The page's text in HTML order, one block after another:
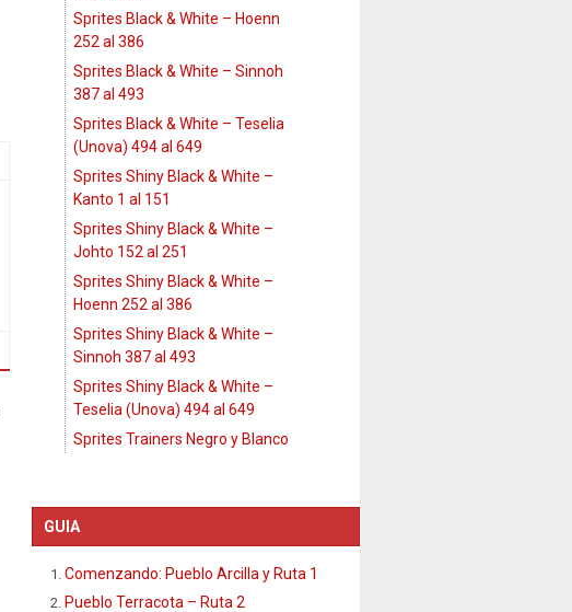
Sprites Black & White – Hoenn
252 al 386
Sprites Black & White – Sinnoh
387 al 493
Sprites Black & White – Teselia
(Unova) 494 al 649
Sprites Shiny Black & White –
Kanto 1 al 151
Sprites Shiny Black & White –
Johto 152 al 251
Sprites Shiny Black & White –
Hoenn 252 al 386
Sprites Shiny Black & White –
Sinnoh 387 al 493
Sprites Shiny Black & White –
Teselia (Unova) 494 al 649
Sprites Trainers Negro y Blanco
GUIA
Comenzando: Pueblo Arcilla y Ruta 1
Pueblo Terracota – Ruta 2